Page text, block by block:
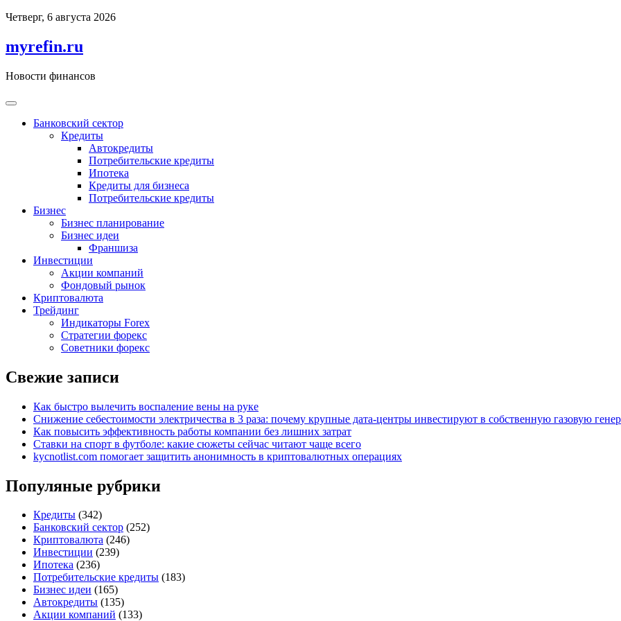
Перейти
содержимому
Четверг, 6 августа 2026
myrefin.ru
Новости финансов
Банковский сектор
Кредиты
Автокредиты
Потребительские кредиты
Ипотека
Кредиты для бизнеса
Потребительские кредиты
Бизнес
Бизнес планирование
Бизнес идеи
Франшиза
Инвестиции
Акции компаний
Фондовый рынок
Криптовалюта
Трейдинг
Индикаторы Forex
Стратегии форекс
Советники форекс
Свежие записи
Как быстро вылечить воспаление вены на руке
Снижение себестоимости электричества в 3 раза: почему крупные дата-центры инвестируют в собственную газовую
Как повысить эффективность работы компании без лишних затрат
Ставки на спорт в футболе: какие сюжеты сейчас читают чаще всего
kycnotlist.com помогает защитить анонимность в криптовалютных операциях
Популяные рубрики
Кредиты (342)
Банковский сектор (252)
Криптовалюта (246)
Инвестиции (239)
Ипотека (236)
Потребительские кредиты (183)
Бизнес идеи (165)
Автокредиты (135)
Акции компаний (133)